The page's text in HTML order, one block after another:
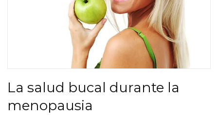
La salud bucal durante la
menopausia